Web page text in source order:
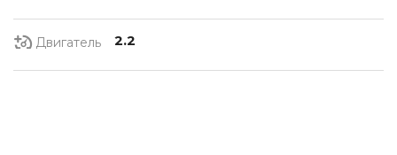
Двигатель 2.2